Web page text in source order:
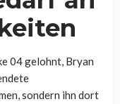
04 gelohnt, Bryan
sondern ihn dort